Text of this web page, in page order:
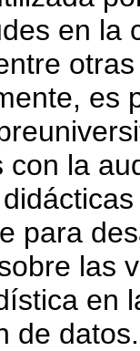
en la
es
con la
para
las
en
de datos.